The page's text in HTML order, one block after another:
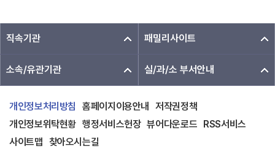
직속기관 패밀리사이트
소속/유관기관 실/과/소 부서안내
개인정보처리방침 홈페이지이용안내
저작권정책
개인정보위탁현황 행정서비스헌장 뷰어다운로드 RSS서비스
사이트맵 찾아오시는길